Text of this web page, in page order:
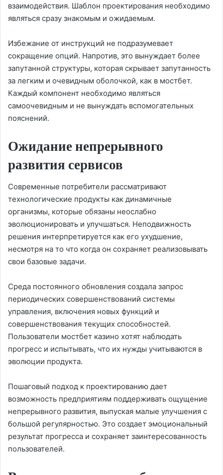
взаимодействия. Шаблон проектирования необходимо
являться сразу знакомым и ожидаемым.
Избежание от инструкций не подразумевает
сокращение опций. Напротив, это вынуждает более
запутанной структуры, которая скрывает запутанность
за легким и очевидным оболочкой, как в мостбет.
Каждый компонент необходимо являться
самоочевидным и не вынуждать вспомогательных
пояснений.
Ожидание непрерывного
развития сервисов
Современные потребители рассматривают
технологические продукты как динамичные
организмы, которые обязаны неослабно
эволюционировать и улучшаться. Неподвижность
решения интерпретируется как его ухудшение,
несмотря на то что когда он сохраняет реализовывать
свои базовые задачи.
Среда постоянного обновления создала запрос
периодических совершенствований системы
управления, включения новых функций и
совершенствования текущих способностей.
Пользователи мостбет казино хотят наблюдать
прогресс и испытывать, что их нужды учитываются в
эволюции продукта.
Пошаговый подход к проектированию дает
возможность предприятиям поддерживать ощущение
непрерывного развития, выпуская малые улучшения с
большой регулярностью. Это создает эмоциональный
результат прогресса и сохраняет заинтересованность
пользователей.